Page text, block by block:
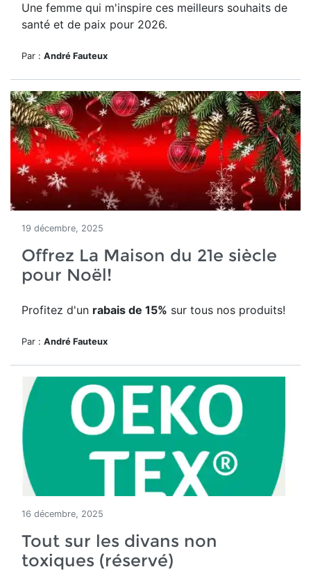
Une femme qui m'inspire ces meilleurs souhaits de
santé et de paix pour 2026.
Par : André Fauteux
19 décembre, 2025
Offrez La Maison du 21e siècle
pour Noël!
Profitez d'un rabais de 15% sur tous nos produits!
Par : André Fauteux
16 décembre, 2025
Tout sur les divans non
toxiques (réservé)